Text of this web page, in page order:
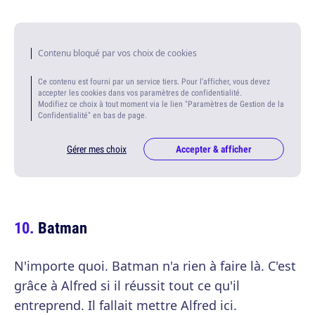
Contenu bloqué par vos choix de cookies
Ce contenu est fourni par un service tiers. Pour l'afficher, vous devez
accepter les cookies dans vos paramètres de confidentialité.
Modifiez ce choix à tout moment via le lien "Paramètres de Gestion de la
Confidentialité" en bas de page.
Gérer mes choix Accepter & afficher
Batman
N'importe quoi. Batman n'a rien à faire là. C'est
grâce à Alfred si il réussit tout ce qu'il
entreprend. Il fallait mettre Alfred ici.